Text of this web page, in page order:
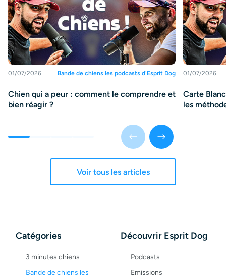
Catégories
3 minutes chiens
Bande de chiens les
Découvrir Esprit Dog
Podcasts
Emissions
01/07/2026 Bande de chiens les podcasts d'Esprit Dog
Chien qui a peur : comment le comprendre et
bien réagir ?
01/07/2026
Carte
les
Voir tous les articles